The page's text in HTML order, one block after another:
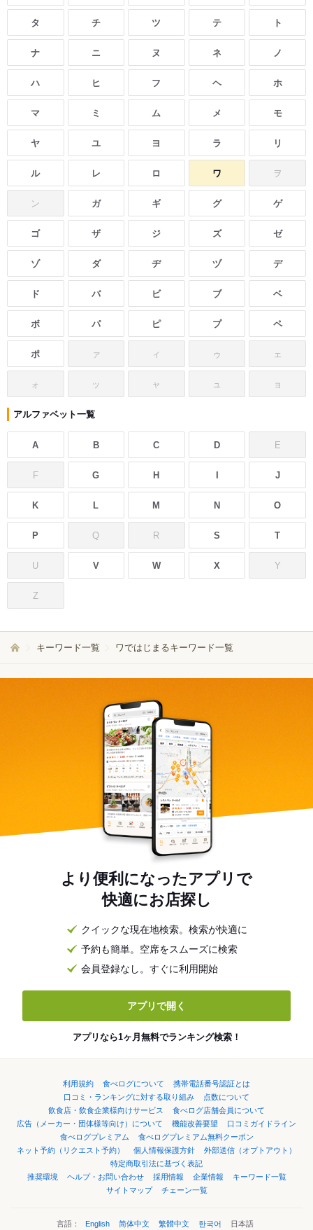
タ チ ツ テ ト
ナ ニ ヌ ネ ノ
ハ ヒ フ ヘ ホ
マ ミ ム メ モ
ヤ ユ ヨ ラ リ
ル レ ロ ワ ヲ
ン ガ ギ グ ゲ
ゴ ザ ジ ズ ゼ
ゾ ダ ヂ ヅ デ
ド バ ビ ブ ベ
ボ パ ピ プ ペ
ポ ァ ィ ゥ ェ
ォ ッ ャ ュ ョ
アルファベット一覧
A B C D E
F G H I J
K L M N O
P Q R S T
U V W X Y
Z
キーワード一覧 ワではじまるキーワード一覧
より便利になったアプリで
快適にお店探し
クイックな現在地検索。検索が快適に
予約も簡単。空席をスムーズに検索
会員登録なし。すぐに利用開始
アプリで開く
アプリなら1ヶ月無料でランキング検索！
利用規約 食べログについて
携帯電話番号認証とは
口コミ・ランキングに対する取り組み
点数について
飲食店・飲食企業様向けサービス
食べログ店舗会員について
広告（メーカー・団体様等向け）について
機能改善要望
口コミガイドライン
食べログプレミアム
食べログプレミアム無料クーポン
ネット予約（リクエスト予約）
個人情報保護方針
外部送信（オプトアウト）
特定商取引法に基づく表記
推奨環境
ヘルプ・お問い合わせ 採用情報 企業情報
キーワード一覧
サイトマップ
チェーン一覧
言語： English 简体中文 繁體中文 한국어 日本語